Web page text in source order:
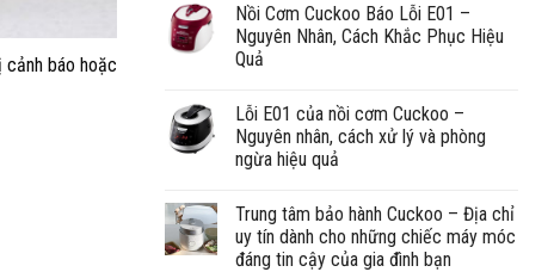
cảnh báo hoặc
Nồi Cơm Cuckoo Báo Lỗi E01 –
Nguyên Nhân, Cách Khắc Phục Hiệu
Quả
Lỗi E01 của nồi cơm Cuckoo –
Nguyên nhân, cách xử lý và phòng
ngừa hiệu quả
Trung tâm bảo hành Cuckoo – Địa chỉ
uy tín dành cho những chiếc máy móc
đáng tin cậy của gia đình bạn